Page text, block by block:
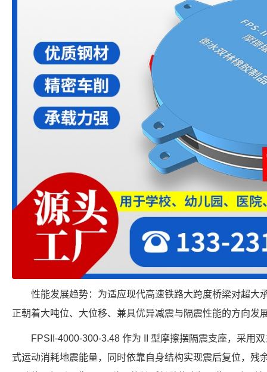
性能发展趋势：为适应现代高速铁路大跨度桥梁对超大
正朝着大吨位、大位移、兼具优异减震与隔震性能的方向发
FPSII-4000-300-3.48 作为 II 型摩擦摆隔震支座，采用
式运动消耗地震能量，同时依靠自身结构实现震后复位，残